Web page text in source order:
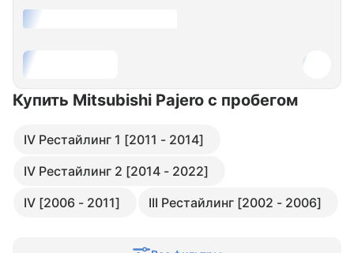
Купить Mitsubishi Pajero с пробегом
IV Рестайлинг 1 [2011 - 2014]
IV Рестайлинг 2 [2014 - 2022]
IV [2006 - 2011]
III Рестайлинг [2002 - 2006]